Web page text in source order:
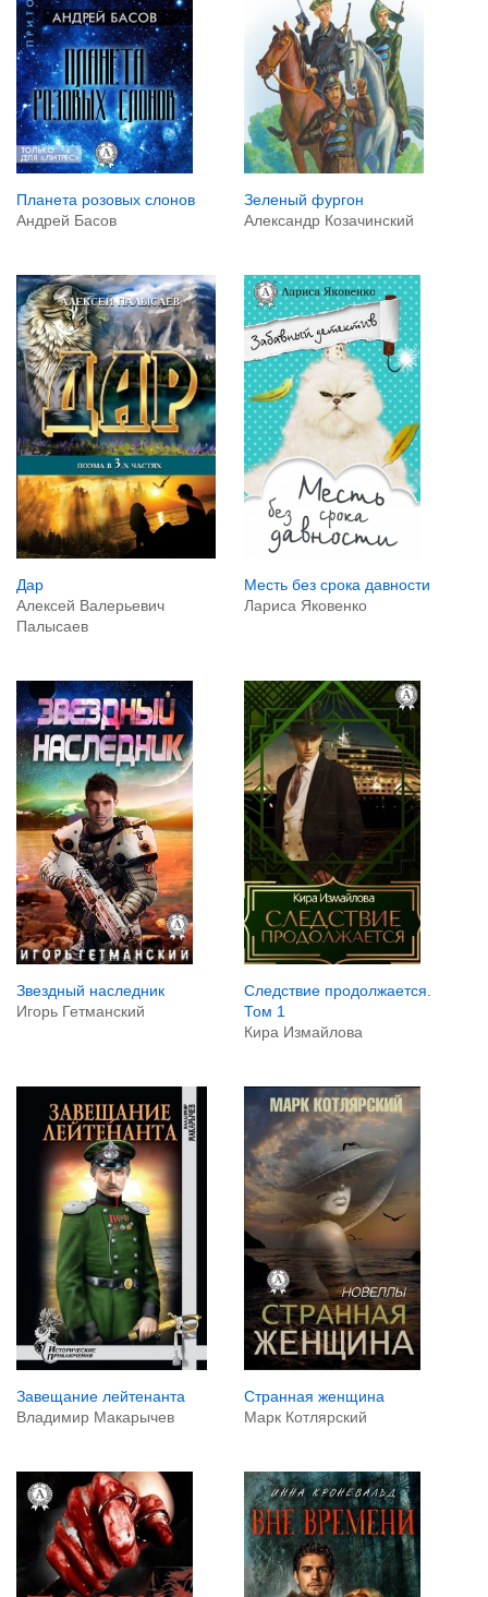
Планета розовых слонов
Андрей Басов
Зеленый фургон
Александр Козачинский
Дар
Алексей Валерьевич
Палысаев
Месть без срока давности
Лариса Яковенко
Звездный наследник
Игорь Гетманский
Следствие продолжается.
Том 1
Кира Измайлова
Завещание лейтенанта
Владимир Макарычев
Странная женщина
Марк Котлярский